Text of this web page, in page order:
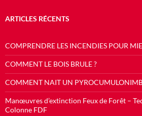
ARTICLES RÉCENTS
COMPRENDRE LES INCENDIES POUR
COMMENT LE BOIS BRULE ?
COMMENT NAIT UN
Manœuvres d’extinction Feux de Forêt –
Colonne FDF